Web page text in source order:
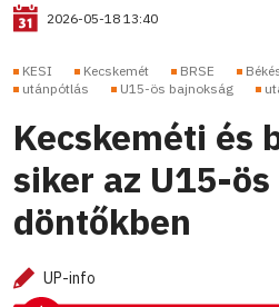
2026-05-18 13:40
KESI Kecskemét BRSE
utánpótlás
U15-ös bajnokság
Kecskeméti és
siker az U15-
döntőkben
UP-info